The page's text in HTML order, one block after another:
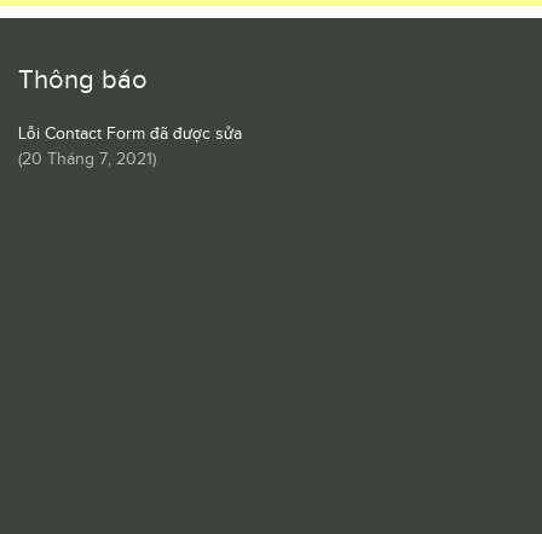
Thông báo
Lỗi Contact Form đã được sửa
(20 Tháng 7, 2021)